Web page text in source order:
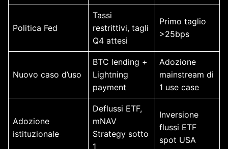
Politica Fed
Tassi
restrittivi, tagli
Q4 attesi
Primo taglio
>25bps
Nuovo caso d’uso
BTC lending +
Lightning
payment
Adozione
mainstream di
1 use case
Adozione
istituzionale
Deflussi ETF,
mNAV
Strategy sotto
1
Inversione
flussi ETF
spot USA